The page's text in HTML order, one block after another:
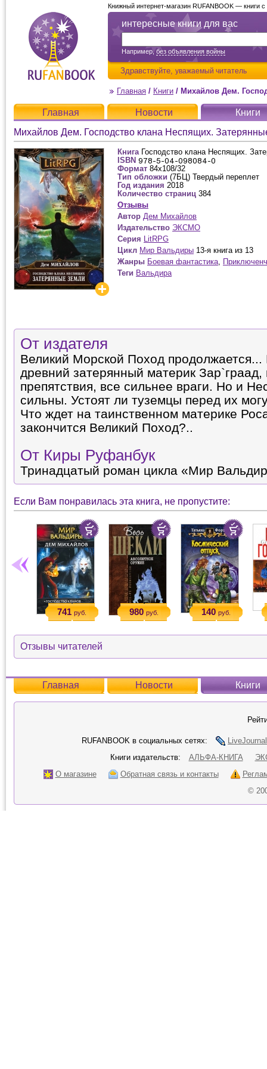
интересные книги для вас
Например,без объявления войны
Здравствуйте, уважаемый читатель
Книжный интернет-магазин RUFANBOOK — книги
Главная / Книги / Михайлов Дем.
Главная Новости
Книги
Михайлов Дем. Господство клана Неспящих.
Книга Господство клана Неспящих.
ISBN
Формат 84x108/32
Тип обложки (7БЦ) Твердый переплет
Год издания 2018
Количество страниц 384
Отзывы
Автор Дем Михайлов
Издательство ЭКСМО
Серия LitRPG
Цикл Мир Вальдиры 13-я книга из 13
Жанры Боевая фантастика,
Теги Вальдира
От издателя
Великий Морской Поход
древний затерянный материк
препятствия, все сильнее враги. Но и
сильны. Устоят ли туземцы перед их
Что ждет на таинственном материке
закончится Великий Поход?..
От Киры Руфанбук
Тринадцатый роман цикла «Мир
Если Вам понравилась эта книга, не пропустите:
741 руб. 980 руб. 140 руб.
Отзывы читателей
Главная Новости Книги
RUFANBOOK в социальных сетях:
LiveJournal
Книги издательств:
АЛЬФА-КНИГА
О магазине
Обратная связь и контакты
©